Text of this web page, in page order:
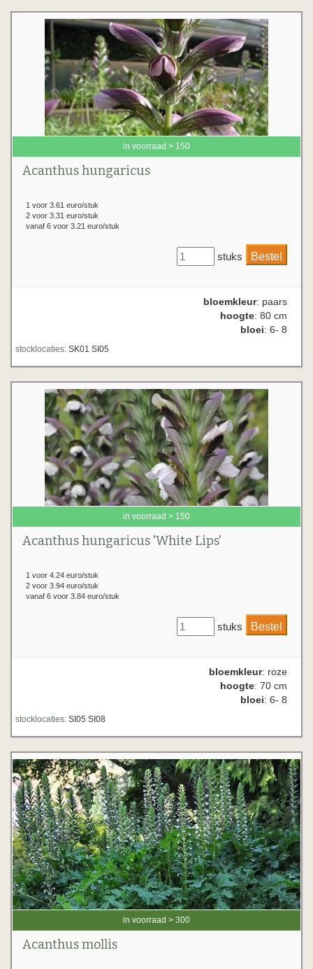
in voorraad > 150
Acanthus hungaricus
1 voor 3.61 euro/stuk
2 voor 3.31 euro/stuk
vanaf 6 voor 3.21 euro/stuk
stuks
bloemkleur: paars
hoogte: 80 cm
bloei: 6- 8
stocklocaties: SK01 SI05
in voorraad > 150
Acanthus hungaricus 'White Lips'
1 voor 4.24 euro/stuk
2 voor 3.94 euro/stuk
vanaf 6 voor 3.84 euro/stuk
stuks
bloemkleur: roze
hoogte: 70 cm
bloei: 6- 8
stocklocaties: SI05 SI08
in voorraad > 300
Acanthus mollis